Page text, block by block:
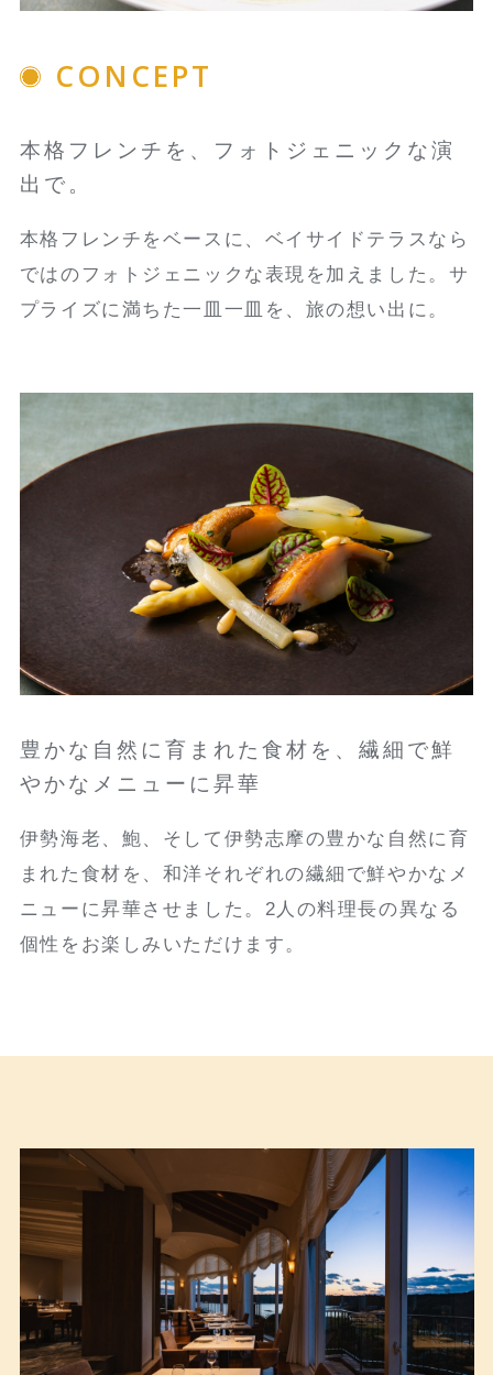
CONCEPT
本格フレンチを、フォトジェニックな演
出で。
本格フレンチをベースに、ベイサイドテラスなら
ではのフォトジェニックな表現を加えました。サ
プライズに満ちた一皿一皿を、旅の想い出に。
豊かな自然に育まれた食材を、繊細で鮮
やかなメニューに昇華
伊勢海老、鮑、そして伊勢志摩の豊かな自然に育
まれた食材を、和洋それぞれの繊細で鮮やかなメ
ニューに昇華させました。2人の料理長の異なる
個性をお楽しみいただけます。